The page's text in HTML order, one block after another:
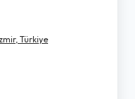
Türkiye